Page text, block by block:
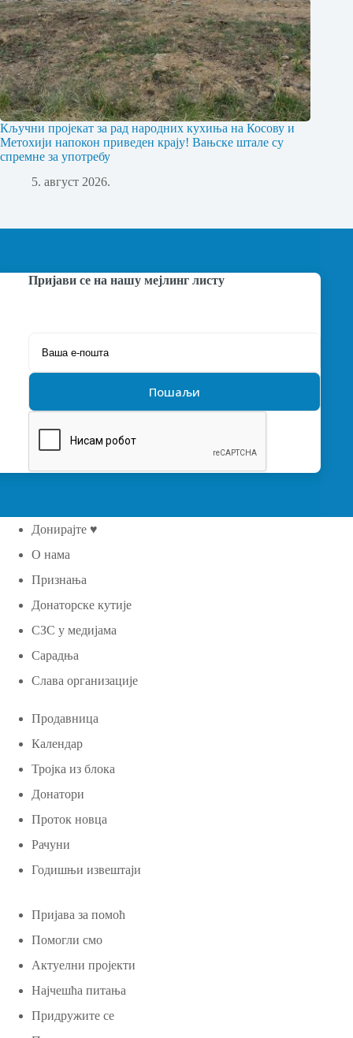
Кључни пројекат за рад народних кухиња на Косову и
Метохији напокон приведен крају! Вањске штале су
спремне за употребу
5. август 2026.
Пријави се на нашу мејлинг листу
Донирајте ♥
О нама
Признања
Донаторске кутије
СЗС у медијама
Сарадња
Слава организације
Продавница
Календар
Тројка из блока
Донатори
Проток новца
Рачуни
Годишњи извештаји
Пријава за помоћ
Помогли смо
Актуелни пројекти
Најчешћа питања
Придружите се